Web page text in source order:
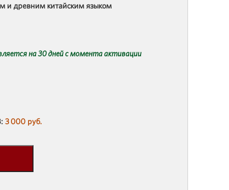
и древним китайским языком
на 30 дней с момента активации
3 000 руб.